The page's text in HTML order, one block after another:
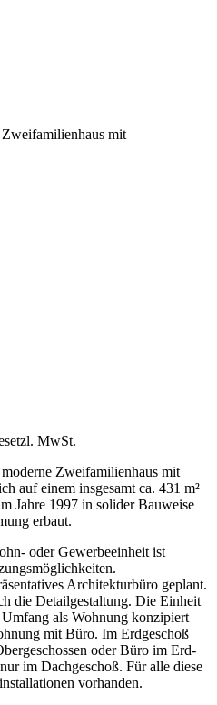
mit
MwSt.
Zweifamilienhaus mit
auf einem insgesamt ca. 431 m²
Jahre 1997 in solider Bauweise
erbaut.
oder Gewerbeeinheit ist
Architekturbüro geplant.
die Detailgestaltung. Die Einheit
als Wohnung konzipiert
mit Büro. Im Erdgeschoß
oder Büro im Erd-
im Dachgeschoß. Für alle diese
vorhanden.